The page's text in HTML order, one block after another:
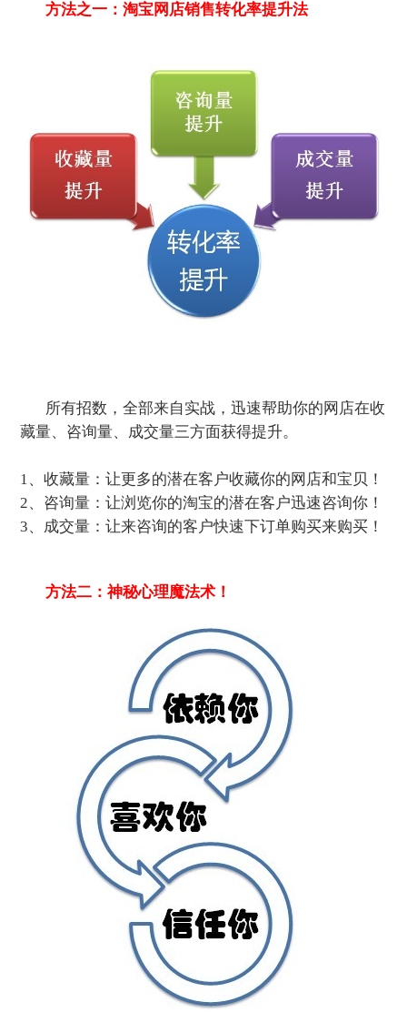
方法之一：淘宝网店销售转化率提升法
所有招数，全部来自实战，迅速帮助你的网店在收
藏量、咨询量、成交量三方面获得提升。
1、收藏量：让更多的潜在客户收藏你的网店和宝贝！
2、咨询量：让浏览你的淘宝的潜在客户迅速咨询你！
3、成交量：让来咨询的客户快速下订单购买来购买！
方法二：神秘心理魔法术！